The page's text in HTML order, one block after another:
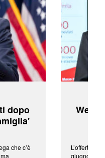
dopo
che c’è
L’offerta
giugno da